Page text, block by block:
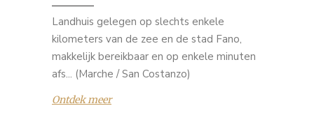
Landhuis gelegen op slechts enkele
kilometers van de zee en de stad Fano,
makkelijk bereikbaar en op enkele minuten
afs... (Marche / San Costanzo)
Ontdek meer